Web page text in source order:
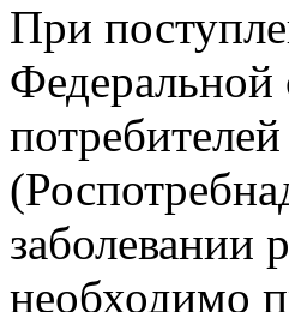
При
Федеральной
заболевании
необходимо